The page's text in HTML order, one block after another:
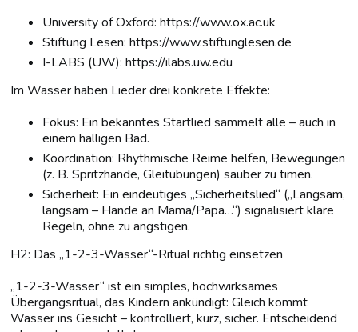
University of Oxford: https://www.ox.ac.uk
Stiftung Lesen: https://www.stiftunglesen.de
I-LABS (UW): https://ilabs.uw.edu
Im Wasser haben Lieder drei konkrete Effekte:
Fokus: Ein bekanntes Startlied sammelt alle – auch in
einem halligen Bad.
Koordination: Rhythmische Reime helfen, Bewegungen
(z. B. Spritzhände, Gleitübungen) sauber zu timen.
Sicherheit: Ein eindeutiges „Sicherheitslied“ („Langsam,
langsam – Hände an Mama/Papa…“) signalisiert klare
Regeln, ohne zu ängstigen.
H2: Das „1-2-3-Wasser“-Ritual richtig einsetzen
„1-2-3-Wasser“ ist ein simples, hochwirksames
Übergangsritual, das Kindern ankündigt: Gleich kommt
Wasser ins Gesicht – kontrolliert, kurz, sicher. Entscheidend